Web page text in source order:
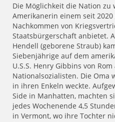
Die Möglichkeit die Nation zu
Amerikanerin einem seit 2020
Nachkommen von
Staatsbürgerschaft anbietet.
Hendell (geborene Straub)
Siebenjährige auf dem
U.S.S. Henry Gibbins von
Nationalsozialisten. Die Oma
in ihren Enkeln weckte.
Side in Manhatten, machten
jedes Wochenende 4,5
in Vermont, wo ihre Tochter